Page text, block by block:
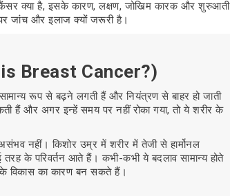
क्या है, इसके कारण, लक्षण, जोखिम कारक और शुरुआती
जांच और इलाज क्यों जरूरी है।
is Breast Cancer?)
रूप से बढ़ने लगती हैं और नियंत्रण से बाहर हो जाती
हैं और अगर इन्हें समय पर नहीं रोका गया, तो ये शरीर के
नहीं। किशोर उम्र में शरीर में तेजी से हार्मोनल
के परिवर्तन आते हैं। कभी-कभी ये बदलाव सामान्य होते
विकास का कारण बन सकते हैं।